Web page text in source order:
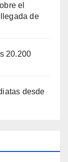
el
de
20.200
desde